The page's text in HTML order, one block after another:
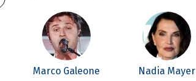
Marco Galeone Nadia Mayer